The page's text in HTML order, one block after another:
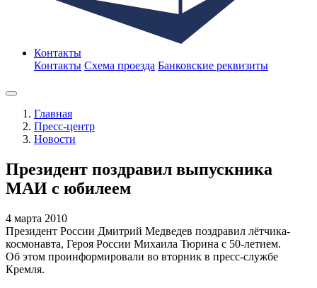
Контакты
Контакты Схема проезда Банковские реквизиты
Главная
Пресс-центр
Новости
Президент поздравил выпускника
МАИ с юбилеем
4 марта 2010
Президент России Дмитрий Медведев поздравил лётчика-
космонавта, Героя России Михаила Тюрина с 50-летием.
Об этом проинформировали во вторник в пресс-службе
Кремля.